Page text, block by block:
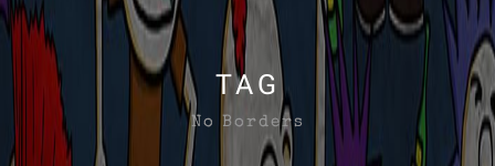
TAG
No Borders